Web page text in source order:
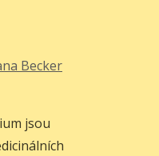
Becker
jsou